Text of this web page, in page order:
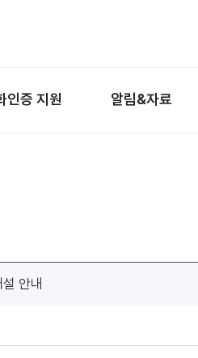
인증 지원 알림&자료
안내